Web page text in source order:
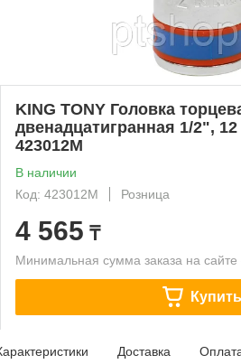
KING TONY Головка
двенадцатигранная 1/2",
423012M
В наличии
Код: 423012M
Розница
4 565 ₸
Минимальная сумма заказа на
Купить
Доставка